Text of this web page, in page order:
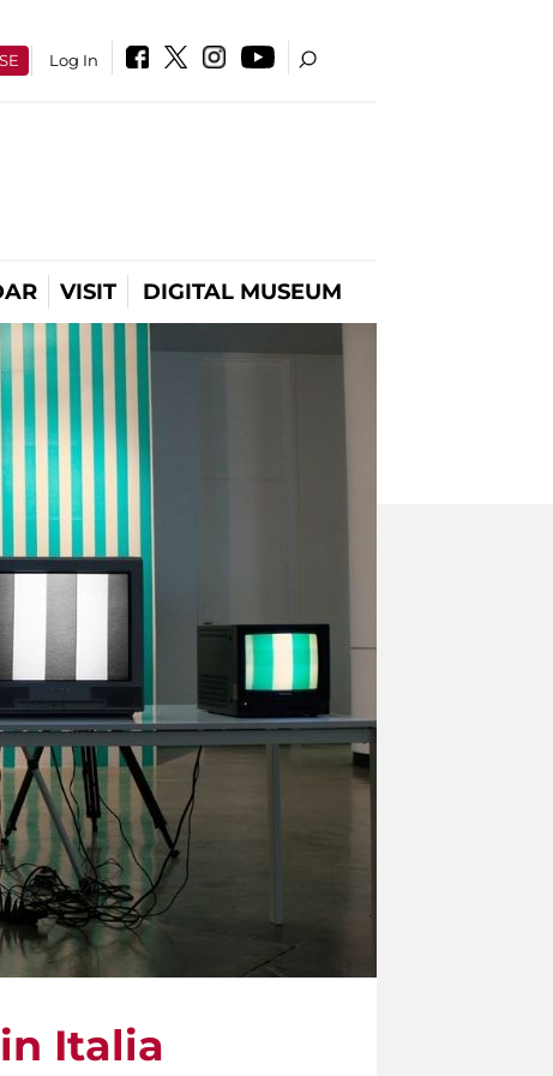
Log In
VISIT DIGITAL MUSEUM
Italia